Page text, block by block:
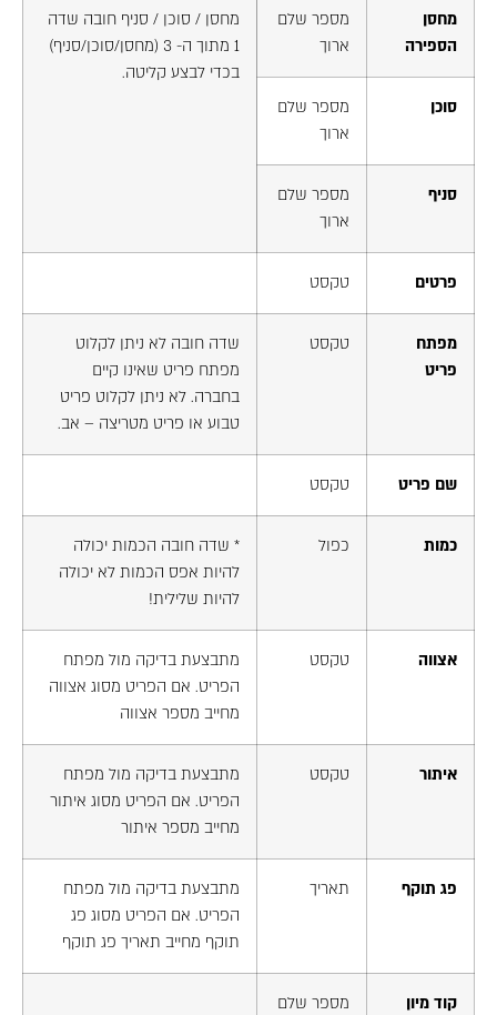
מחסן
הספירה
מספר שלם
ארוך
מחסן / סוכן / סניף חובה שדה
1 מתוך ה- 3 (מחסן/סוכן/סניף)
בכדי לבצע קליטה.
סוכן
מספר שלם
ארוך
סניף
מספר שלם
ארוך
פרטים טקסט
מפתח
פריט
טקסט
שדה חובה לא ניתן לקלוט
מפתח פריט שאינו קיים
בחברה. לא ניתן לקלוט פריט
טבוע או פריט מטריצה – אב.
שם פריט טקסט
כמות כפול
* שדה חובה הכמות יכולה
להיות אפס הכמות לא יכולה
להיות שלילית!
אצווה טקסט
מתבצעת בדיקה מול מפתח
הפריט. אם הפריט מסוג אצווה
מחייב מספר אצווה
איתור טקסט
מתבצעת בדיקה מול מפתח
הפריט. אם הפריט מסוג איתור
מחייב מספר איתור
פג תוקף תאריך
מתבצעת בדיקה מול מפתח
הפריט. אם הפריט מסוג פג
תוקף מחייב תאריך פג תוקף
קוד מיון
מספר שלם